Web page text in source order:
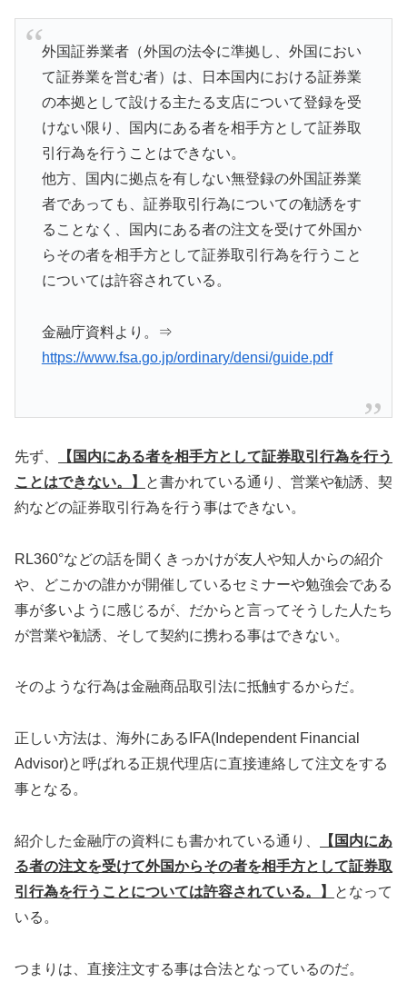
外国証券業者（外国の法令に準拠し、外国におい
て証券業を営む者）は、日本国内における証券業
の本拠として設ける主たる支店について登録を受
けない限り、国内にある者を相手方として証券取
引行為を行うことはできない。
他方、国内に拠点を有しない無登録の外国証券業
者であっても、証券取引行為についての勧誘をす
ることなく、国内にある者の注文を受けて外国か
らその者を相手方として証券取引行為を行うこと
については許容されている。
金融庁資料より。⇒
https://www.fsa.go.jp/ordinary/densi/guide.pdf
先ず、
【国内にある者を相手方として証券取引行為を行う
ことはできない。】
と書かれている通り、営業や勧誘、契
約などの証券取引行為を行う事はできない。
RL360°などの話を聞くきっかけが友人や知人からの紹介
や、どこかの誰かが開催しているセミナーや勉強会である
事が多いように感じるが、だからと言ってそうした人たち
が営業や勧誘、そして契約に携わる事はできない。
そのような行為は金融商品取引法に抵触するからだ。
正しい方法は、海外にあるIFA(Independent Financial
Advisor)と呼ばれる正規代理店に直接連絡して注文をする
事となる。
紹介した金融庁の資料にも書かれている通り、
【国内にあ
る者の注文を受けて外国からその者を相手方として証券取
引行為を行うことについては許容されている。】
となって
いる。
つまりは、直接注文する事は合法となっているのだ。